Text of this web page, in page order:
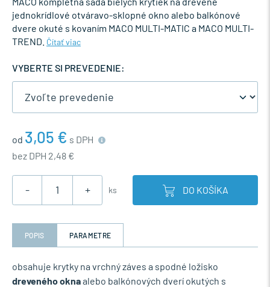
jednokrídlové otváravo-sklopné okno alebo balkónové
dvere okuté s kovaním MACO MULTI-MATIC a MACO MULTI-
TREND. Čítať viac
VYBERTE SI PREVEDENIE:
od 3,05 € s DPH
bez DPH 2,48 €
- + ks DO KOŠÍKA
POPIS PARAMETRE
obsahuje krytky na vrchný záves a spodné ložisko
dreveného oknaalebo balkónových dverí okutých s